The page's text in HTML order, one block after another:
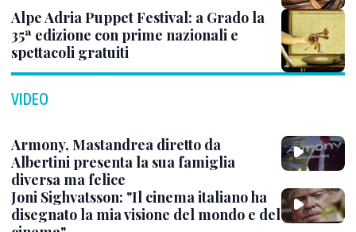
Alpe Adria Puppet Festival: a Grado la
35ª edizione con prime nazionali e
spettacoli gratuiti
VIDEO
Armony, Mastandrea diretto da
Albertini presenta la sua famiglia
diversa ma felice
Joni Sighvatsson: "Il cinema italiano ha
disegnato la mia visione del mondo e del